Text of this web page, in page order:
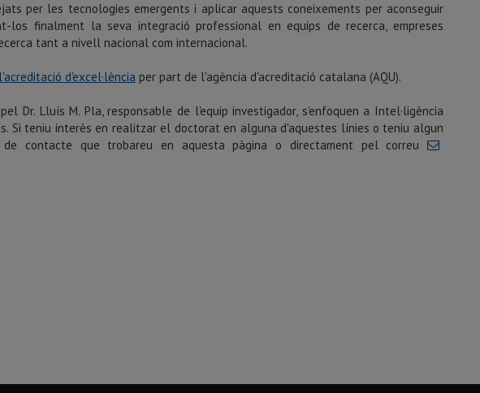
per les tecnologies emergents i aplicar aquests coneixements per aconseguir
los finalment la seva integració professional en equips de recerca, empreses
tant a nivell nacional com internacional.
l'acreditació d'excel·lència per part de l'agència d'acreditació catalana (AQU).
Dr. Lluís M. Pla, responsable de l'equip investigador, s'enfoquen a Intel·ligència
Si teniu interès en realitzar el doctorat en alguna d'aquestes línies o teniu algun
contacte que trobareu en aquesta pàgina o directament pel correu